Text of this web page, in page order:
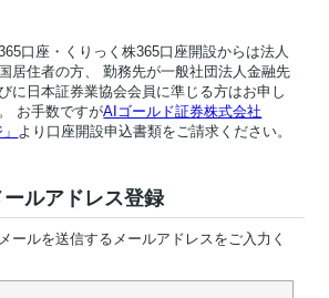
口座・くりっく株365口座開設からは法人
居住者の方、 勤務先が一般社団法人金融先
に日本証券業協会会員に準じる方はお申し
お手数ですがAIゴールド証券株式会社
より口座開設申込書類をご請求ください。
ールアドレス登録
ールを送信するメールアドレスをご入力く